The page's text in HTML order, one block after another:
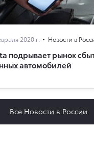
2020 г. Новости в
подрывает рынок
автомобилей
Все Новости в России